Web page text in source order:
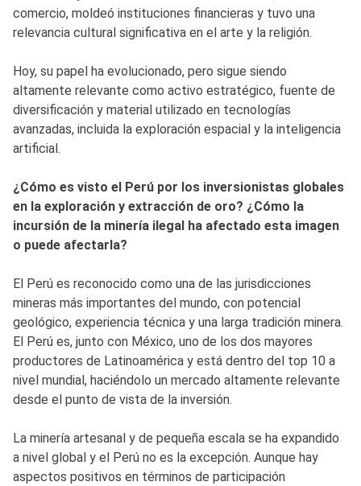
comercio, moldeó instituciones financieras y tuvo una
relevancia cultural significativa en el arte y la religión.
Hoy, su papel ha evolucionado, pero sigue siendo
altamente relevante como activo estratégico, fuente de
diversificación y material utilizado en tecnologías
avanzadas, incluida la exploración espacial y la inteligencia
artificial.
¿Cómo es visto el Perú por los inversionistas globales
en la exploración y extracción de oro? ¿Cómo la
incursión de la minería ilegal ha afectado esta imagen
o puede afectarla?
El Perú es reconocido como una de las jurisdicciones
mineras más importantes del mundo, con potencial
geológico, experiencia técnica y una larga tradición minera.
El Perú es, junto con México, uno de los dos mayores
productores de Latinoamérica y está dentro del top 10 a
nivel mundial, haciéndolo un mercado altamente relevante
desde el punto de vista de la inversión.
La minería artesanal y de pequeña escala se ha expandido
a nivel global y el Perú no es la excepción. Aunque hay
aspectos positivos en términos de participación